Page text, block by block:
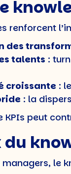
renforcent
des
talents :
croissante :
: la
KPIs peut
du
managers,